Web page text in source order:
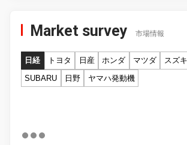
Market survey 市場情報
日経 トヨタ 日産 ホンダ マツダ スズキ
SUBARU
日野 ヤマハ発動機